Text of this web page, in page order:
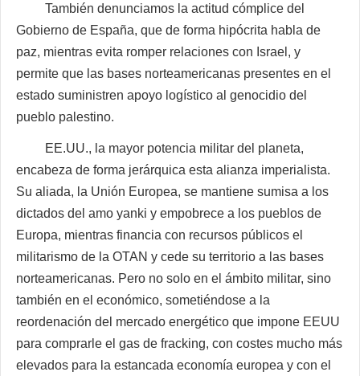
También denunciamos la actitud cómplice del
Gobierno de España, que de forma hipócrita habla de
paz, mientras evita romper relaciones con Israel, y
permite que las bases norteamericanas presentes en el
estado suministren apoyo logístico al genocidio del
pueblo palestino.
EE.UU., la mayor potencia militar del planeta,
encabeza de forma jerárquica esta alianza imperialista.
Su aliada, la Unión Europea, se mantiene sumisa a los
dictados del amo yanki y empobrece a los pueblos de
Europa, mientras financia con recursos públicos el
militarismo de la OTAN y cede su territorio a las bases
norteamericanas. Pero no solo en el ámbito militar, sino
también en el económico, sometiéndose a la
reordenación del mercado energético que impone EEUU
para comprarle el gas de fracking, con costes mucho más
elevados para la estancada economía europea y con el